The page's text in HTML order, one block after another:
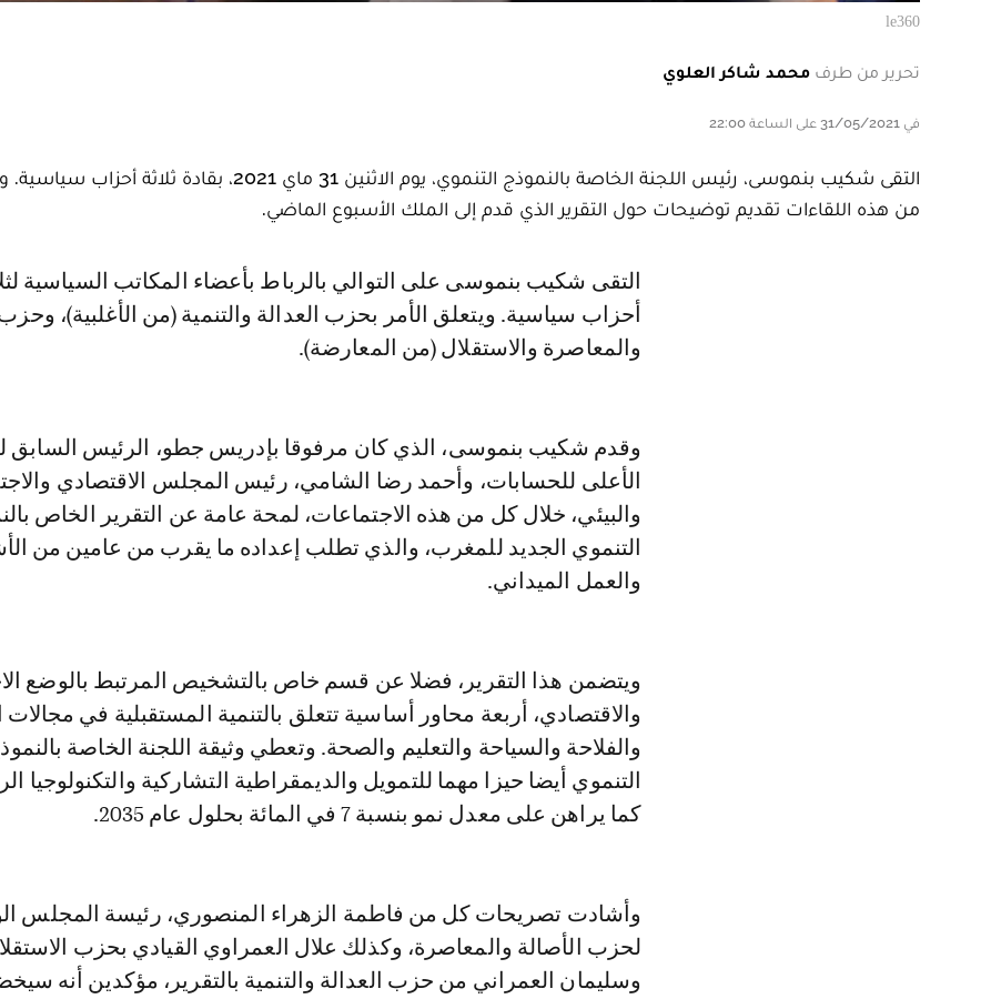
le360
تحرير من طرف محمد شاكر العلوي
في 31/05/2021 على الساعة 22:00
التقى شكيب بنموسى، رئيس اللجنة الخاصة بالنموذج التنموي، يوم الاثنين 31 ماي 2021، بقادة
من هذه اللقاءات تقديم توضيحات حول التقرير الذي قدم إلى الملك الأسبوع الماضي.
التقى شكيب بنموسى على التوالي بالرباط بأعضاء المكاتب السياسية لثلاثة
أحزاب سياسية. ويتعلق الأمر بحزب العدالة والتنمية (من الأغلبية)،
والمعاصرة والاستقلال (من المعارضة).
وقدم شكيب بنموسى، الذي كان مرفوقا بإدريس جطو، الرئيس
الأعلى للحسابات، وأحمد رضا الشامي، رئيس المجلس الاقتصادي
والبيئي، خلال كل من هذه الاجتماعات، لمحة عامة عن التقرير الخاص
التنموي الجديد للمغرب، والذي تطلب إعداده ما يقرب من عامين من
والعمل الميداني.
ويتضمن هذا التقرير، فضلا عن قسم خاص بالتشخيص المرتبط بالوضع
والاقتصادي، أربعة محاور أساسية تتعلق بالتنمية المستقبلية في مجالات
والفلاحة والسياحة والتعليم والصحة. وتعطي وثيقة اللجنة الخاصة
التنموي أيضا حيزا مهما للتمويل والديمقراطية التشاركية والتكنولوجيا
كما يراهن على معدل نمو بنسبة 7 في المائة بحلول عام 2035.
وأشادت تصريحات كل من فاطمة الزهراء المنصوري، رئيسة المجلس
لحزب الأصالة والمعاصرة، وكذلك علال العمراوي القيادي بحزب
وسليمان العمراني من حزب العدالة والتنمية بالتقرير، مؤكدين أنه